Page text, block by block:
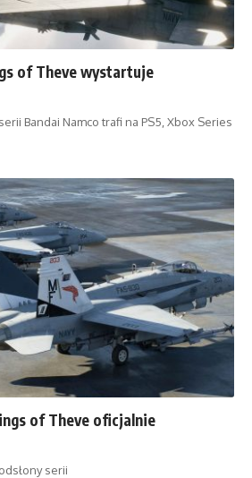
of Theve wystartuje
Bandai Namco trafi na PS5, Xbox Series
of Theve oficjalnie
serii